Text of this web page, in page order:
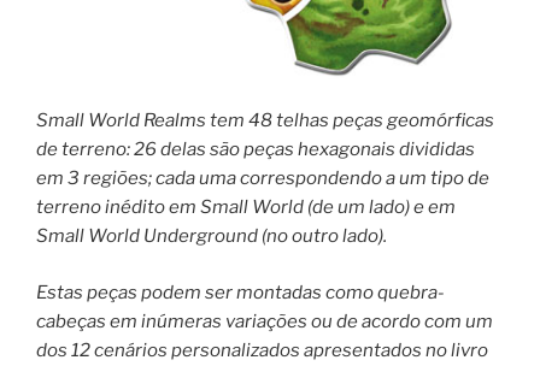
Small World Realms tem 48 telhas peças geomórficas
de terreno: 26 delas são peças hexagonais divididas
em 3 regiões; cada uma correspondendo a um tipo de
terreno inédito em Small World (de um lado) e em
Small World Underground (no outro lado).
Estas peças podem ser montadas como quebra-
cabeças em inúmeras variações ou de acordo com um
dos 12 cenários personalizados apresentados no livro